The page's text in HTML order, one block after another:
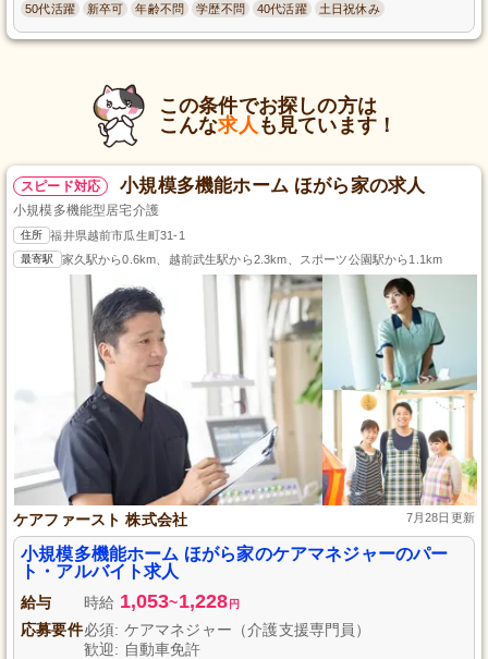
50代活躍 新卒可 年齢不問 学歴不問 40代活躍 土日祝休み
この条件でお探しの方は
こんな求人 も見ています！
スピード対応 小規模多機能ホーム ほがら家の求人
小規模多機能型居宅介護
住所 福井県越前市瓜生町31-1
最寄駅 家久駅から0.6km、越前武生駅から2.3km、スポーツ公園駅から1.1km
ケアファースト 株式会社 7月28日更新
小規模多機能ホーム ほがら家のケアマネジャーのパー
ト・アルバイト求人
給与 時給 1,053~1,228 円
応募要件必須: ケアマネジャー（介護支援専門員）
歓迎: 自動車免許